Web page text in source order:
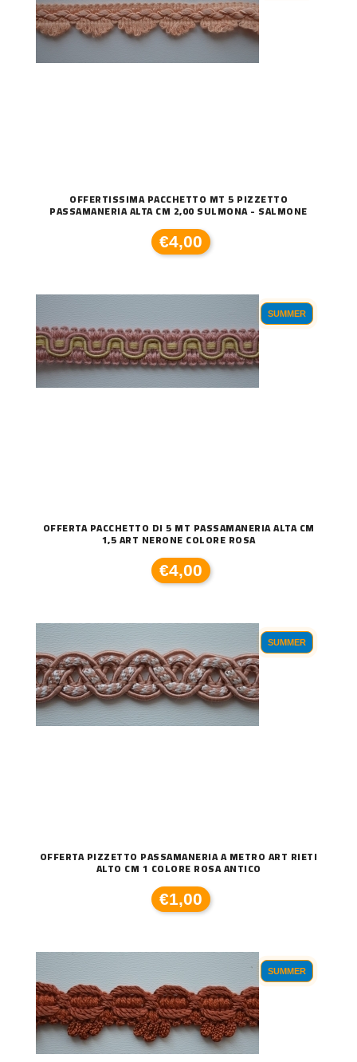
OFFERTISSIMA PACCHETTO MT 5 PIZZETTO
PASSAMANERIA ALTA CM 2,00 SULMONA - SALMONE
€4,00
SUMMER
OFFERTA PACCHETTO DI 5 MT PASSAMANERIA ALTA CM
1,5 ART NERONE COLORE ROSA
€4,00
SUMMER
OFFERTA PIZZETTO PASSAMANERIA A METRO ART RIETI
ALTO CM 1 COLORE ROSA ANTICO
€1,00
SUMMER